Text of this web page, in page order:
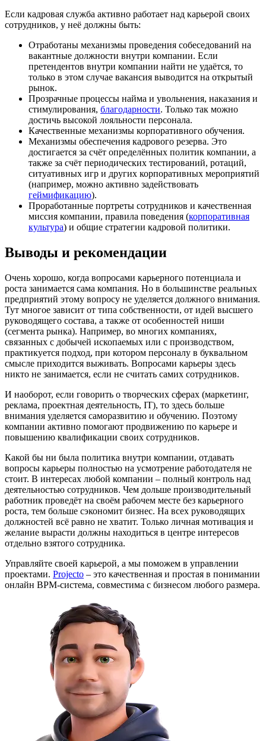
Если кадровая служба активно работает над карьерой своих
сотрудников, у неё должны быть:
Отработаны механизмы проведения собеседований на
вакантные должности внутри компании. Если
претендентов внутри компании найти не удаётся, то
только в этом случае вакансия выводится на открытый
рынок.
Прозрачные процессы найма и увольнения, наказания и
стимулирования, благодарности. Только так можно
достичь высокой лояльности персонала.
Качественные механизмы корпоративного обучения.
Механизмы обеспечения кадрового резерва. Это
достигается за счёт определённых политик компании, а
также за счёт периодических тестирований, ротаций,
ситуативных игр и других корпоративных мероприятий
(например, можно активно задействовать
геймификацию).
Проработанные портреты сотрудников и качественная
миссия компании, правила поведения (корпоративная
культура) и общие стратегии кадровой политики.
Выводы и рекомендации
Очень хорошо, когда вопросами карьерного потенциала и
роста занимается сама компания. Но в большинстве реальных
предприятий этому вопросу не уделяется должного внимания.
Тут многое зависит от типа собственности, от идей высшего
руководящего состава, а также от особенностей ниши
(сегмента рынка). Например, во многих компаниях,
связанных с добычей ископаемых или с производством,
практикуется подход, при котором персоналу в буквальном
смысле приходится выживать. Вопросами карьеры здесь
никто не занимается, если не считать самих сотрудников.
И наоборот, если говорить о творческих сферах (маркетинг,
реклама, проектная деятельность, IT), то здесь больше
внимания уделяется саморазвитию и обучению. Поэтому
компании активно помогают продвижению по карьере и
повышению квалификации своих сотрудников.
Какой бы ни была политика внутри компании, отдавать
вопросы карьеры полностью на усмотрение работодателя не
стоит. В интересах любой компании – полный контроль над
деятельностью сотрудников. Чем дольше производительный
работник проведёт на своём рабочем месте без карьерного
роста, тем больше сэкономит бизнес. На всех руководящих
должностей всё равно не хватит. Только личная мотивация и
желание вырасти должны находиться в центре интересов
отдельно взятого сотрудника.
Управляйте своей карьерой, а мы поможем в управлении
проектами. Projecto – это качественная и простая в понимании
онлайн BPM-система, совместима с бизнесом любого размера.